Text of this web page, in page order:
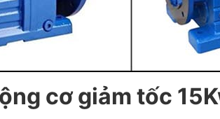
cơ giảm tốc